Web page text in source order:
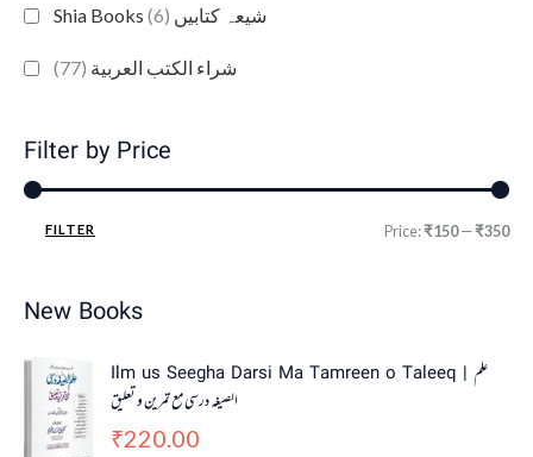
Shia Books شیعہ کتابیں (6)
شراء الكتب العربية (77)
Filter by Price
FILTER Price:₹150—₹350
New Books
Ilm us Seegha Darsi Ma Tamreen o Taleeq | علم
الصیغہ درسی مع تمرین و تعلیق
₹220.00